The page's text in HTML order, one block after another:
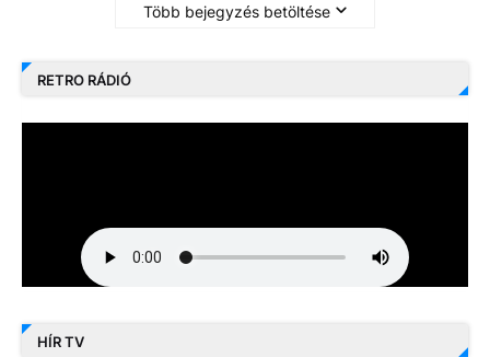
Több bejegyzés betöltése
RETRO RÁDIÓ
HÍR TV